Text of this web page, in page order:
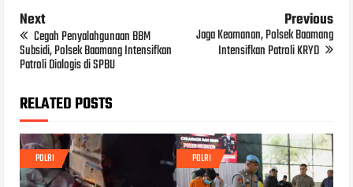
Next
Cegah Penyalahgunaan BBM
Subsidi, Polsek Baamang Intensifkan
Patroli Dialogis di SPBU
Previous
Jaga Keamanan, Polsek Baamang
Intensifkan Patroli KRYD
RELATED POSTS
POLRI POLRI